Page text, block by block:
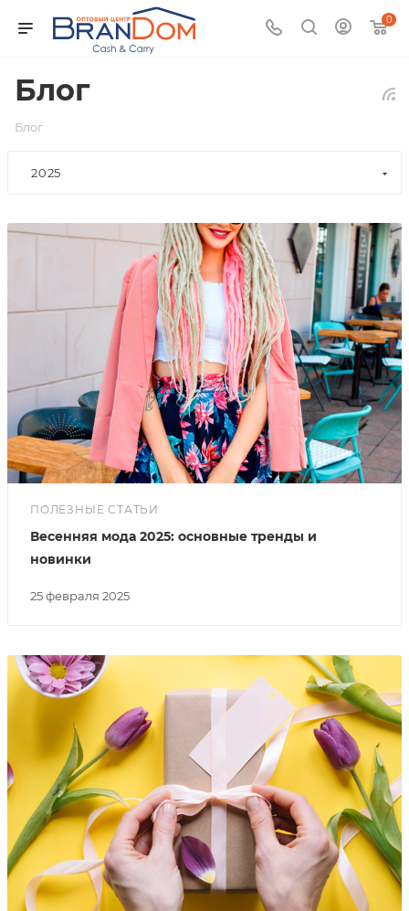
0
Блог
Блог
2025
ПОЛЕЗНЫЕ СТАТЬИ
25 февраля 2025
Весенняя мода 2025: основные тренды и
новинки